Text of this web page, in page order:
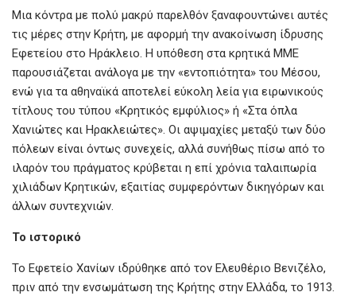
ce
b
o
o
k
tt
er
ail er at
s
A
p
p
se
n
g
er
Μια κόντρα με πολύ μακρύ παρελθόν ξαναφουντώνει αυτές
τις μέρες στην Κρήτη, με αφορμή την ανακοίνωση ίδρυσης
Εφετείου στο Ηράκλειο. Η υπόθεση στα κρητικά ΜΜΕ
παρουσιάζεται ανάλογα με την «εντοπιότητα» του Mέσου,
ενώ για τα αθηναϊκά αποτελεί εύκολη λεία για ειρωνικούς
τίτλους του τύπου «Κρητικός εμφύλιος» ή «Στα όπλα
Χανιώτες και Ηρακλειώτες». Οι αψιμαχίες μεταξύ των δύο
πόλεων είναι όντως συνεχείς, αλλά συνήθως πίσω από το
ιλαρόν του πράγματος κρύβεται η επί χρόνια ταλαιπωρία
χιλιάδων Κρητικών, εξαιτίας συμφερόντων δικηγόρων και
άλλων συντεχνιών.
Το ιστορικό
Το Εφετείο Χανίων ιδρύθηκε από τον Ελευθέριο Βενιζέλο,
πριν από την ενσωμάτωση της Κρήτης στην Ελλάδα, το 1913.